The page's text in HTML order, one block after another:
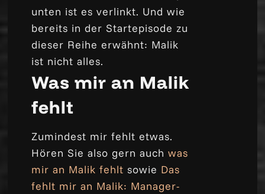
unten ist es verlinkt. Und wie
bereits in der Startepisode zu
dieser Reihe erwähnt: Malik
ist nicht alles.
Was mir an Malik
fehlt
Zumindest mir fehlt etwas.
Hören Sie also gern auchwas
mir an Malik fehlt sowie Das
fehlt mir an Malik: Manager-